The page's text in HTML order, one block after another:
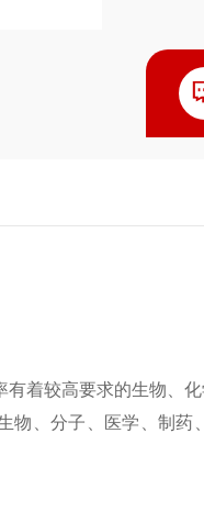
有着较高要求的生物、
、分子、医学、制